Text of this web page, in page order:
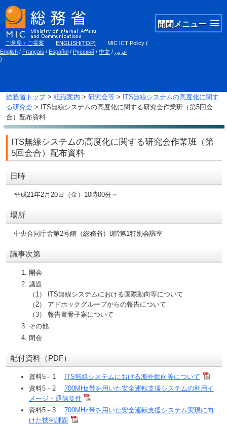
開閉メニュー
ご意見・ご提案 ENGLISH(TOP) MIC ICT Policy (
English / Français / Español / Русский / 中文 / عربي
)
総務省トップ> 組織案内 > 研究会等> ITS無線システムの高度化に関す
る研究会 > ITS無線システムの高度化に関する研究会作業班（第5回会
合）配布資料
ITS無線システムの高度化に関する研究会作業班（第
5回会合）配布資料
日時
平成21年2月20日（金）10時00分～
場所
中央合同庁舎第2号館（総務省）8階第1特別会議室
議事次第
開会
議題
（1） ITS無線システムにおける国際動向等について
（2） アドホックグループからの報告について
（3） 報告書骨子案について
その他
閉会
配付資料（PDF）
資料5－1
ITS無線システムにおける海外動向等について
資料5－2 700MHz帯を用いた安全運転支援システムの利用イ
メージ・通信要件
資料5－3 700MHz帯を用いた安全運転支援システム実現に向
けた技術課題